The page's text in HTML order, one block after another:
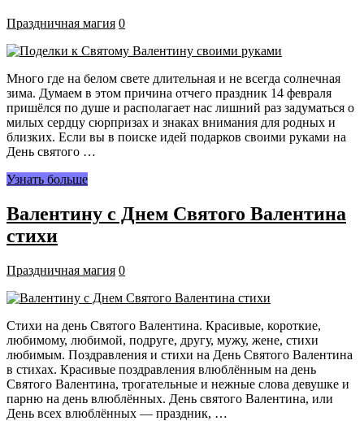
Праздничная магия 0
Много где на белом свете длительная и не всегда солнечная
зима. Думаем в этом причина отчего праздник 14 февраля
пришёлся по душе и располагает нас лишний раз задуматься о
милых сердцу сюрпризах и знаках внимания для родных и
близких. Если вы в поиске идей подарков своими руками на
День святого …
Узнать больше
Валентину с Днем Святого Валентина
стихи
Праздничная магия 0
Стихи на день Святого Валентина. Красивые, короткие,
любимому, любимой, подруге, другу, мужу, жене, стихи
любимым. Поздравления и стихи на День Святого Валентина
в стихах. Красивые поздравления влюблённым на день
Святого Валентина, трогательные и нежные слова девушке и
парню на день влюблённых. День святого Валентина, или
День всех влюблённых — праздник, …